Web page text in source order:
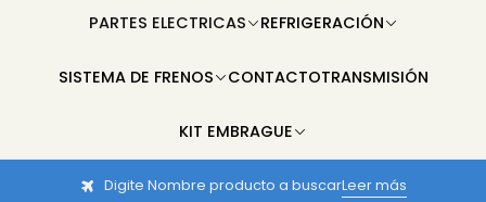
PARTES ELECTRICAS REFRIGERACIÓN
SISTEMA DE FRENOS CONTACTOTRANSMISIÓN
KIT EMBRAGUE
Digite Nombre producto a buscarLeer más